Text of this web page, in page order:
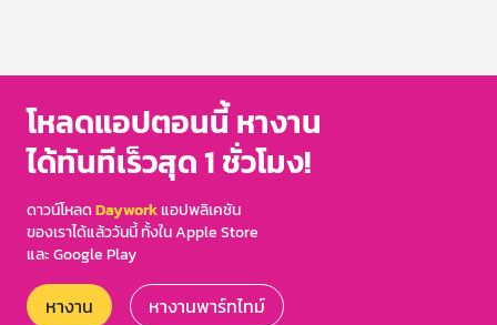
โหลดแอปตอนนี้ หางาน
ได้ทันทีเร็วสุด 1 ชั่วโมง!
ดาวน์โหลดDayworkแอปพลิเคชัน
ของเราได้แล้ววันนี้ ทั้งใน Apple Store
และ Google Play
หางาน หางานพาร์ทไทม์